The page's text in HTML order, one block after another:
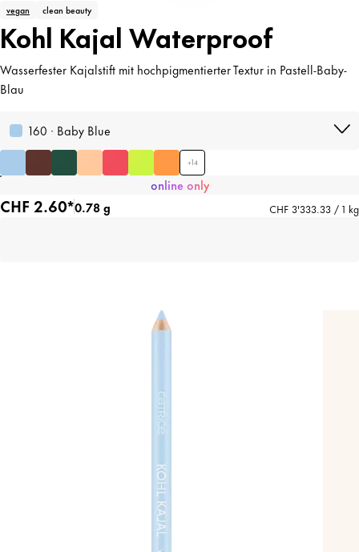
vegan clean beauty
Kohl Kajal Waterproof
Wasserfester Kajalstift mit hochpigmentierter Textur in Pastell-Baby-
Blau
160 · Baby Blue
+14
online only
CHF 2.60*0.78 g CHF 3'333.33 / 1 kg